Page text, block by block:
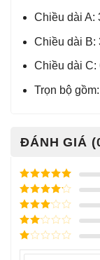
Chiều dài A:
Chiều dài B:
Chiều dài C:
Trọn bộ
ĐÁNH GIÁ
Được xếp
hạng
5
5
sao
Được xếp
hạng
4
5
sao
Được
xếp
hạng3
5 sao
Được
hạng
Được